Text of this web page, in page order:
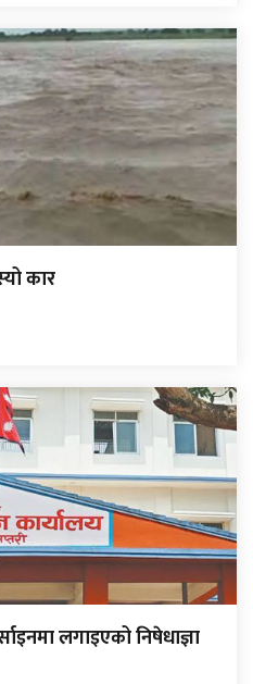
कार
लगाइएको निषेधाज्ञा